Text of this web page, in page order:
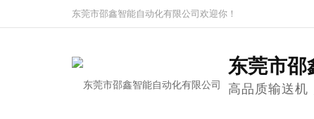
东莞市邵鑫智能自动化有限公司欢迎你！
东莞市邵
高品质输送机